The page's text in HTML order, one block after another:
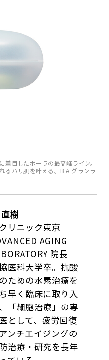
目したポーラの最高峰ライン。
るハリ肌を叶える。B.A グランラ
樹
リニック東京
AGING
院長
医科大学卒。抗酸
ための水素治療を
早く臨床に取り入
「細胞治療」の専
として、疲労回復
ンチエイジングの
治療・研究を長年